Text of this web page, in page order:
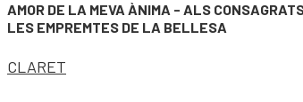
AMOR DE LA MEVA ÀNIMA - ALS
LES EMPREMTES DE LA BELLESA
CLARET